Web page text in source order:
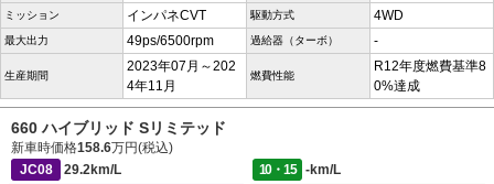
ミッション インパネCVT 駆動方式 4WD
最大出力 49ps/6500rpm 過給器（ターボ） -
生産期間
2023年07月～202
4年11月
燃費性能
R12年度燃費基準8
0%達成
660 ハイブリッド Sリミテッド
新車時価格158.6万円(税込)
JC08
29.2km/L 10・15
-km/L